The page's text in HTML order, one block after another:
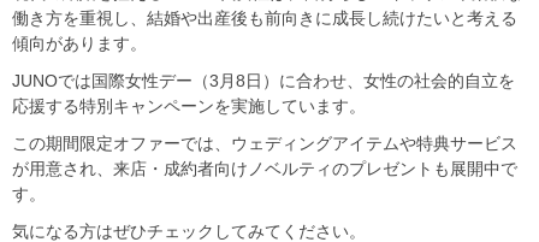
働き方を重視し、結婚や出産後も前向きに成長し続けたいと考える
傾向があります。
JUNOでは国際女性デー（3月8日）に合わせ、女性の社会的自立を
応援する特別キャンペーンを実施しています。
この期間限定オファーでは、ウェディングアイテムや特典サービス
が用意され、来店・成約者向けノベルティのプレゼントも展開中で
す。
気になる方はぜひチェックしてみてください。